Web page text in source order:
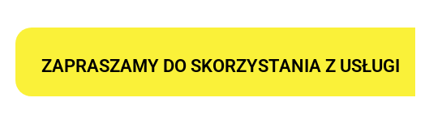
ZAPRASZAMY DO SKORZYSTANIA Z USŁUGI